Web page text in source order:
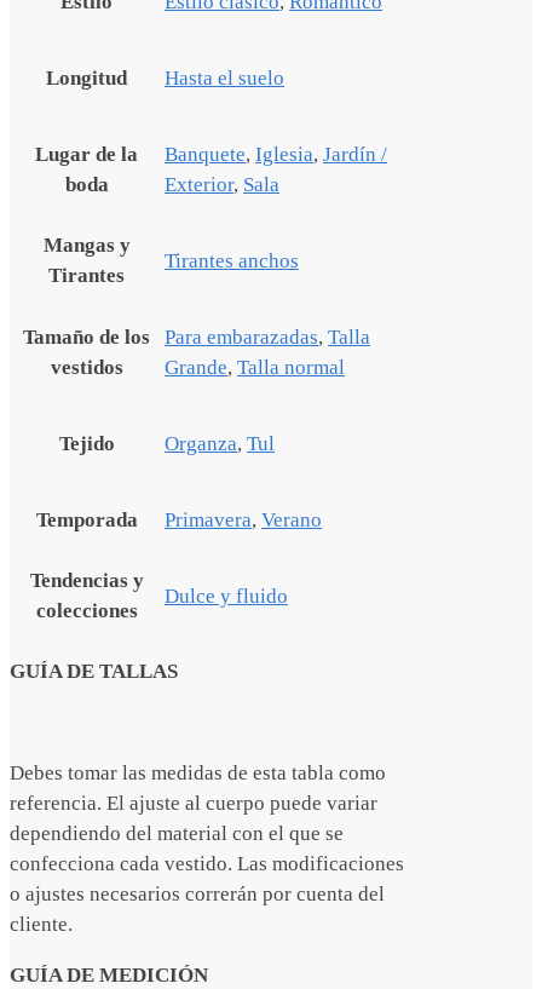
Longitud Hasta el suelo
Lugar de la
boda
Banquete, Iglesia, Jardín /
Exterior, Sala
Mangas y
Tirantes
Tirantes anchos
Tamaño de los
vestidos
Para embarazadas, Talla
Grande, Talla normal
Tejido Organza, Tul
Temporada Primavera, Verano
Tendencias y
colecciones
Dulce y fluido
GUÍA DE TALLAS
Debes tomar las medidas de esta tabla como
referencia. El ajuste al cuerpo puede variar
dependiendo del material con el que se
confecciona cada vestido. Las modificaciones
o ajustes necesarios correrán por cuenta del
cliente.
GUÍA DE MEDICIÓN